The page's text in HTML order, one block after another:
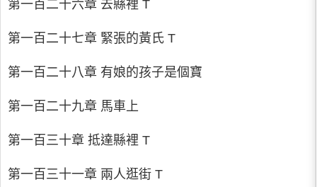
第一百二十六章 去縣裡 T
第一百二十七章 緊張的黃氏 T
第一百二十八章 有娘的孩子是個寶
第一百二十九章 馬車上
第一百三十章 抵達縣裡 T
第一百三十一章 兩人逛街 T